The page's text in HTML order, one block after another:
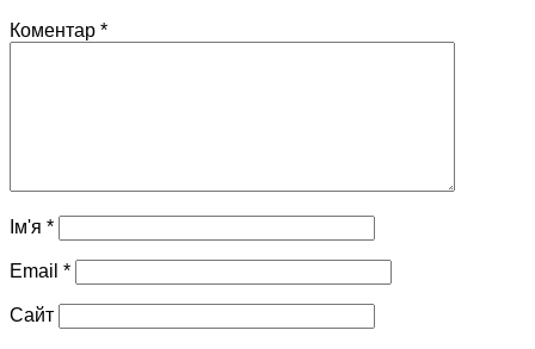
Коментар *
Ім'я *
Email *
Сайт